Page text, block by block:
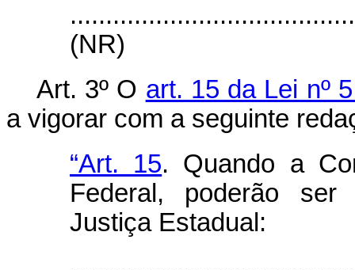
(NR)
Art. 3º O art. 15 da Lei nº
a vigorar com a seguinte
“Art. 15. Quando a
Federal, poderão
Justiça Estadual: